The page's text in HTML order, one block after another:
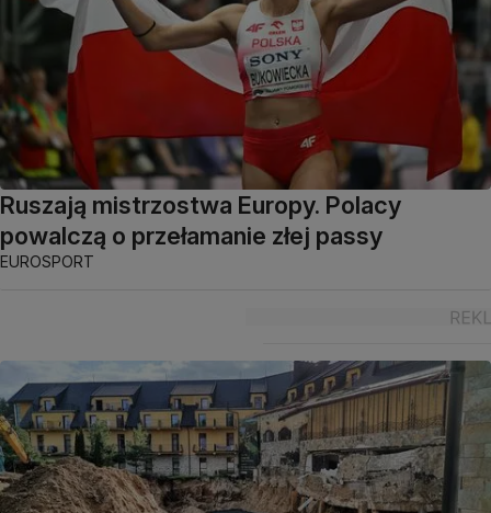
Ruszają mistrzostwa Europy. Polacy
powalczą o przełamanie złej passy
EUROSPORT